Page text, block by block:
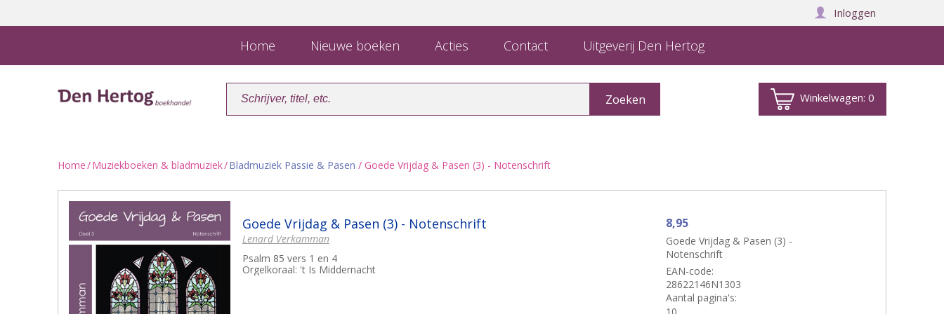
Inloggen
Home Nieuwe boeken Acties Contact Uitgeverij Den Hertog
Winkelwagen:0
Home/Muziekboeken & bladmuziek/Bladmuziek Passie & Pasen / Goede Vrijdag & Pasen (3) - Notenschrift
Goede Vrijdag & Pasen (3) - Notenschrift
Lenard Verkamman
Psalm 85 vers 1 en 4
Orgelkoraal: 't Is Middernacht
8,95
Goede Vrijdag & Pasen (3) -
Notenschrift
EAN-code:
28622146N1303
Aantal pagina's: